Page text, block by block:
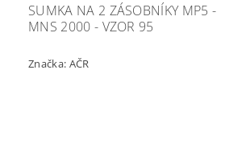
SUMKA NA 2 ZÁSOBNÍKY MP5 -
MNS 2000 - VZOR 95
Značka: AČR